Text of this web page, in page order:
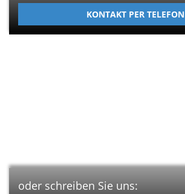
KONTAKT PER TELEFON
oder schreiben Sie uns: